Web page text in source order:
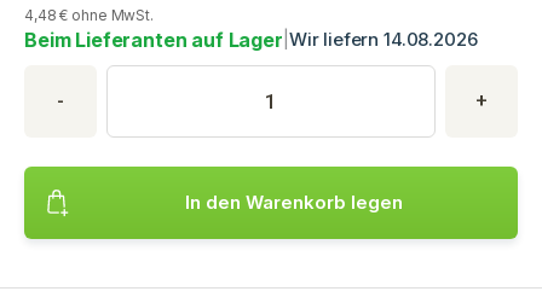
4,48 € ohne MwSt.
Beim Lieferanten auf Lager Wir liefern 14.08.2026
Produktmenge
- +
Geben Sie die gewünschte Produktmenge ein.
In den Warenkorb legen
Fügt das Produkt hinzu USB C M-0, Stereo, schwarz in den